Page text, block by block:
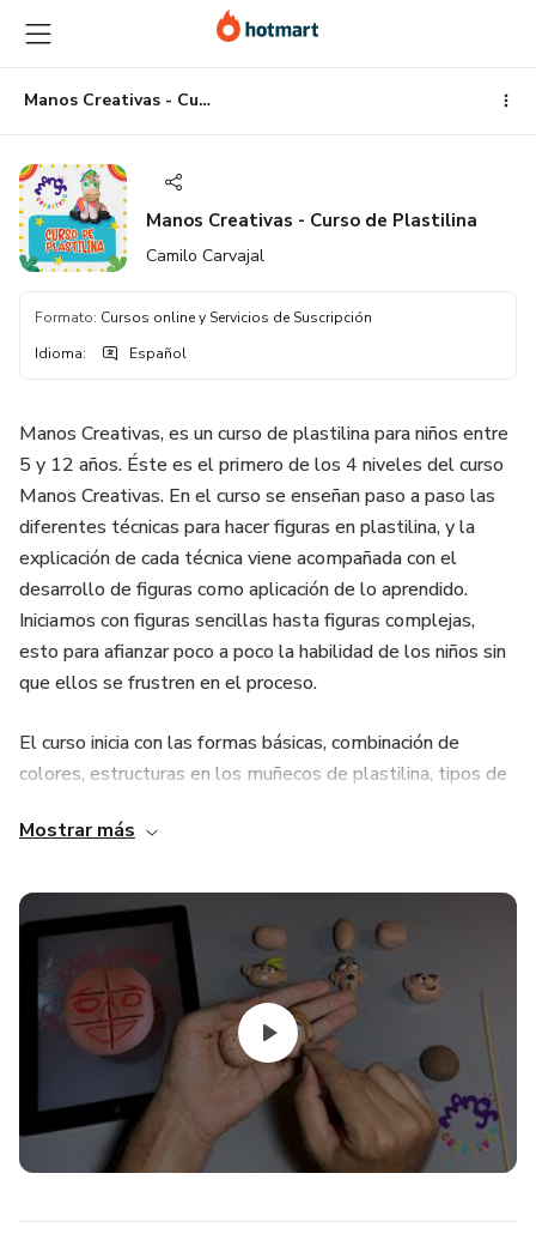
contenido
principal
la
página
de
pie
página
Manos Creativas - Curso de Plastilina
Manos Creativas - Curso de Plastilina
Camilo Carvajal
Formato: Cursos online y Servicios de Suscripción
Idioma: Español
Manos Creativas, es un curso de plastilina para niños entre
5 y 12 años. Éste es el primero de los 4 niveles del curso
Manos Creativas. En el curso se enseñan paso a paso las
diferentes técnicas para hacer figuras en plastilina, y la
explicación de cada técnica viene acompañada con el
desarrollo de figuras como aplicación de lo aprendido.
Iniciamos con figuras sencillas hasta figuras complejas,
esto para afianzar poco a poco la habilidad de los niños sin
que ellos se frustren en el proceso.
El curso inicia con las formas básicas, combinación de
colores, estructuras en los muñecos de plastilina, tipos de
de que los niños puedan aprenden las bases para crear sus
técnica de plastilina esparcida para hacer cuadros en
plastilina, y diferentes maquetas de ambientación para
ubicar las figuras.
En el proceso de aprendizaje, después de cada clase
teórica, se realiza una clase de aplicación, donde los niños
aprenderán a hacer 13 figuras, 2 cuadros y 2
ambientaciones para las figuras, estas actividades serán la
base para que ellos aprendan a hacer sus propias
creaciones.
Mostrar más